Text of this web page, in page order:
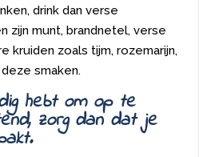
drink dan verse
zijn munt, brandnetel, verse
kruiden zoals tijm, rozemarijn,
smaken.
hebt om op te
zorg dan dat je